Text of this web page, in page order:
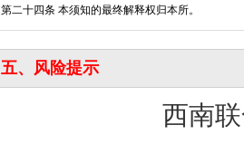
第二十四条 本须知的最终解释权归本所。
五、风险提示
西南